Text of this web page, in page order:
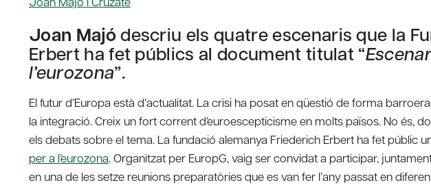
Joan Majódescriu els quatre escenaris que la
Erbert ha fet públics al document titulat “
l’eurozona”.
El futur d’Europa està d’actualitat. La crisi ha posat en qüestió de forma
la integració. Creix un fort corrent d’euroescepticisme en molts països. No és,
els debats sobre el tema. La fundació alemanya Friederich Erbert ha fet públic
per a l’eurozona. Organitzat per EuropG, vaig ser convidat a participar,
en una de les setze reunions preparatòries que es van fer l’any passat en